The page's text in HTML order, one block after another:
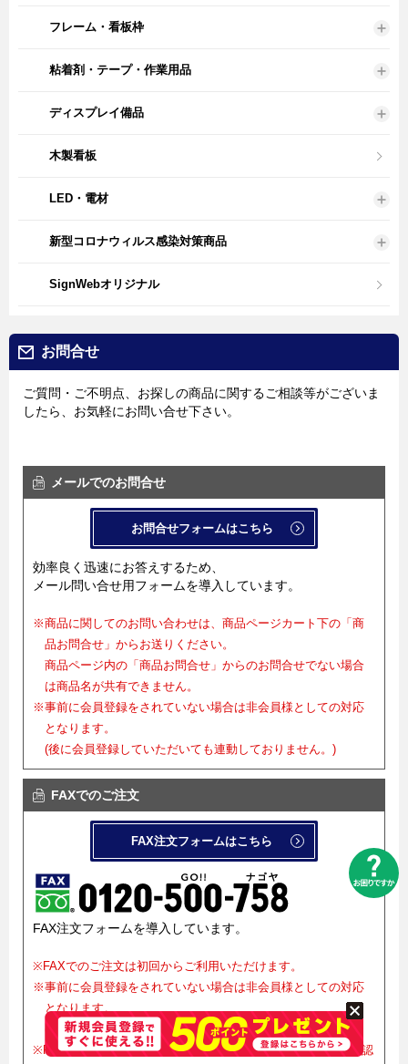
フレーム・看板枠
粘着剤・テープ・作業用品
ディスプレイ備品
木製看板
LED・電材
新型コロナウィルス感染対策商品
SignWebオリジナル
お問合せ
ご質問・ご不明点、お探しの商品に関するご相談等がございま
したら、お気軽にお問い合せ下さい。
メールでのお問合せ
お問合せフォームはこちら
効率良く迅速にお答えするため、
メール問い合せ用フォームを導入しています。
※商品に関してのお問い合わせは、商品ページカート下の「商
品お問合せ」からお送りください。
商品ページ内の「商品お問合せ」からのお問合せでない場合
は商品名が共有できません。
※事前に会員登録をされていない場合は非会員様としての対応
となります。
(後に会員登録していただいても連動しておりません。)
FAXでのご注文
FAX注文フォームはこちら
FAX注文フォームを導入しています。
※FAXでのご注文は初回からご利用いただけます。
※事前に会員登録をされていない場合は非会員様としての対応
となります。
(会員登録の代行は行っておりません。)
※FAXでご注文をお受けした後、正式確定にはメールでのご確認